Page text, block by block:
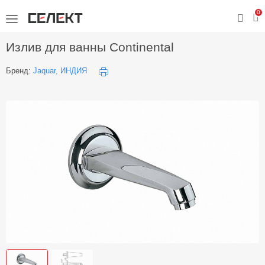
0
Излив для ванны Continental
Бренд: Jaquar, ИНДИЯ